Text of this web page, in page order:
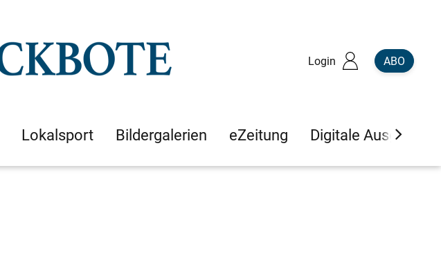
Login ABO
Lokalsport Bildergalerien eZeitung Digitale Ausgaben